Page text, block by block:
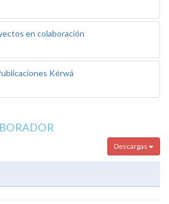
en colaboración
Kérwá
Descargas